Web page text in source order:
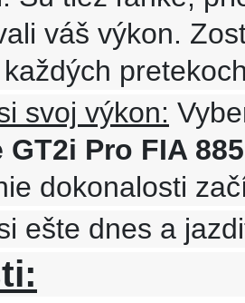
váš výkon.
svoj výkon:
Pro FIA
dokonalosti
ešte dnes a